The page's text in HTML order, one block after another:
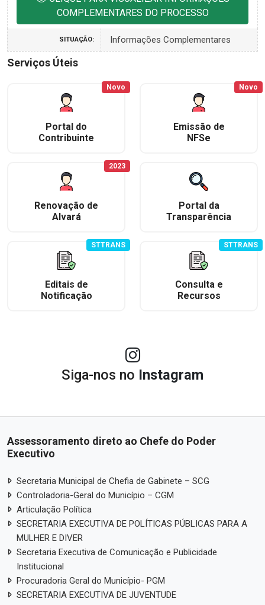
COMPLEMENTARES DO PROCESSO
SITUAÇÃO: Informações Complementares
Serviços Úteis
Portal do
Contribuinte
Novo
Emissão de
NFSe
Novo
Renovação de
Alvará
2023
Portal da
Transparência
Editais de
Notificação
STTRANS
Consulta e
Recursos
STTRANS
Siga-nos no Instagram
Assessoramento direto ao Chefe do Poder
Executivo
Secretaria Municipal de Chefia de Gabinete – SCG
Controladoria-Geral do Município – CGM
Articulação Política
SECRETARIA EXECUTIVA DE POLÍTICAS PÚBLICAS PARA A
MULHER E DIVER
Secretaria Executiva de Comunicação e Publicidade
Institucional
Procuradoria Geral do Município- PGM
SECRETARIA EXECUTIVA DE JUVENTUDE